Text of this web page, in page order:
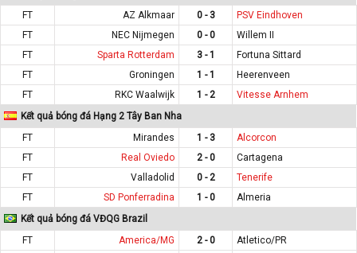
FT
AZ Alkmaar 0 - 3
PSV Eindhoven
FT
NEC Nijmegen 0 - 0
Willem II
FT
Sparta Rotterdam 3 - 1
Fortuna Sittard
FT
Groningen 1 - 1
Heerenveen
FT
RKC Waalwijk 1 - 2
Vitesse Arnhem
Kết quả bóng đá Hạng 2 Tây Ban Nha
FT
Mirandes 1 - 3
Alcorcon
FT
Real Oviedo 2 - 0
Cartagena
FT
Valladolid 0 - 2
Tenerife
FT
SD Ponferradina 1 - 0
Almeria
Kết quả bóng đá VĐQG Brazil
FT
America/MG 2 - 0
Atletico/PR